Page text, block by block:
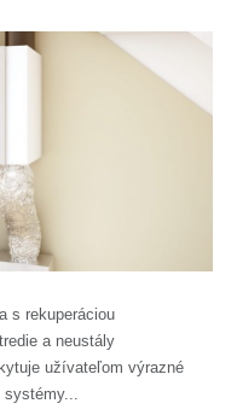
s rekuperáciou
a neustály
užívateľom výrazné